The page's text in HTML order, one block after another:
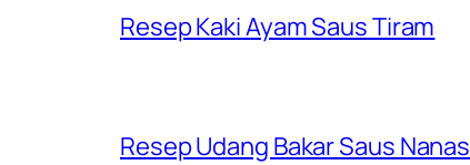
Resep Kaki Ayam Saus Tiram
Resep Udang Bakar Saus Nanas